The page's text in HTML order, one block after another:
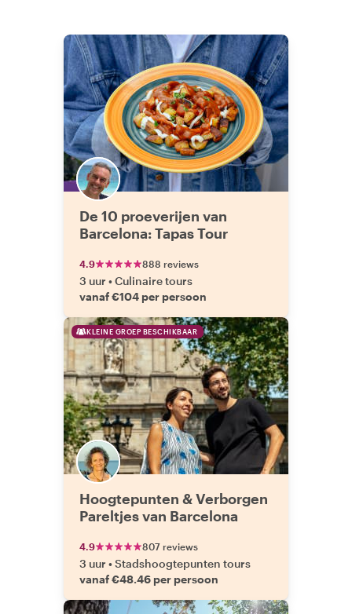
De 10 proeverijen van
Barcelona: Tapas Tour
4.9 888 reviews
3 uur •Culinaire tours
vanaf €104 per persoon
KLEINE GROEP BESCHIKBAAR
Hoogtepunten & Verborgen
Pareltjes van Barcelona
4.9 807 reviews
3 uur •Stadshoogtepunten tours
vanaf €48.46 per persoon